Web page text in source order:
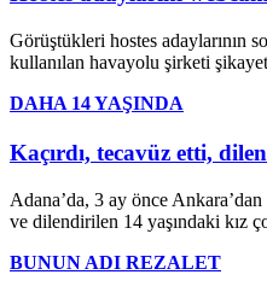
Görüştükleri hostes adaylarının
kullanılan havayolu şirketi
DAHA 14 YAŞINDA
Kaçırdı, tecavüz etti,
Adana’da, 3 ay önce
ve dilendirilen 14 yaşındaki kız
BUNUN ADI REZALET